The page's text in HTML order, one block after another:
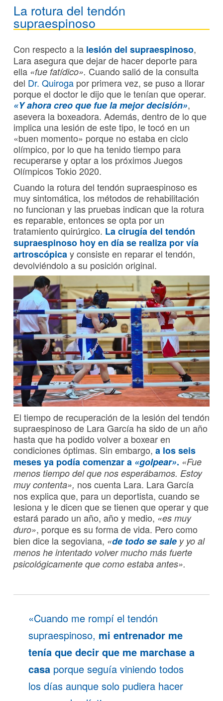
La rotura del tendón
supraespinoso
Con respecto a la lesión del supraespinoso,
Lara asegura que dejar de hacer deporte para
ella «fue fatídico». Cuando salió de la consulta
del Dr. Quiroga por primera vez, se puso a llorar
porque el doctor le dijo que le tenían que operar.
«Y ahora creo que fue la mejor decisión»,
asevera la boxeadora. Además, dentro de lo que
implica una lesión de este tipo, le tocó en un
«buen momento» porque no estaba en ciclo
olímpico, por lo que ha tenido tiempo para
recuperarse y optar a los próximos Juegos
Olímpicos Tokio 2020.
Cuando la rotura del tendón supraespinoso es
muy sintomática, los métodos de rehabilitación
no funcionan y las pruebas indican que la rotura
es reparable, entonces se opta por un
tratamiento quirúrgico. La cirugía del tendón
supraespinoso hoy en día se realiza por vía
artroscópicay consiste en reparar el tendón,
devolviéndolo a su posición original.
El tiempo de recuperación de la lesión del tendón
supraespinoso de Lara García ha sido de un año
hasta que ha podido volver a boxear en
condiciones óptimas. Sin embargo, a los seis
meses ya podía comenzar a «golpear». «Fue
menos tiempo del que nos esperábamos. Estoy
muy contenta», nos cuenta Lara. Lara García
nos explica que, para un deportista, cuando se
lesiona y le dicen que se tienen que operar y que
estará parado un año, año y medio, «es muy
duro», porque es su forma de vida. Pero como
bien dice la segoviana, «de todo se sale y yo al
menos he intentado volver mucho más fuerte
psicológicamente que como estaba antes».
«Cuando me rompí el tendón
supraespinoso, mi entrenador me
tenía que decir que me marchase a
casa porque seguía viniendo todos
los días aunque solo pudiera hacer